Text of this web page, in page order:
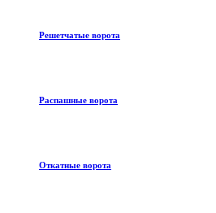
Решетчатые ворота
Распашные ворота
Откатные ворота